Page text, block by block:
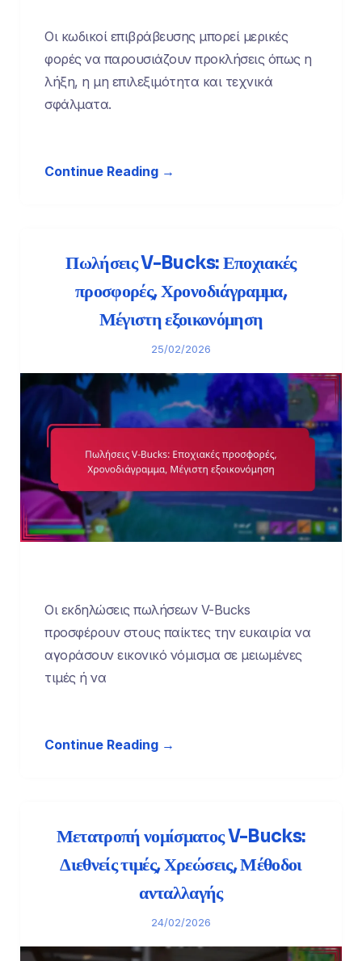
Οι κωδικοί επιβράβευσης μπορεί μερικές
φορές να παρουσιάζουν προκλήσεις όπως η
λήξη, η μη επιλεξιμότητα και τεχνικά
σφάλματα.
Continue Reading →
Πωλήσεις V-Bucks: Εποχιακές
προσφορές, Χρονοδιάγραμμα,
Μέγιστη εξοικονόμηση
25/02/2026
Οι εκδηλώσεις πωλήσεων V-Bucks
προσφέρουν στους παίκτες την ευκαιρία να
αγοράσουν εικονικό νόμισμα σε μειωμένες
τιμές ή να
Continue Reading →
Μετατροπή νομίσματος V-Bucks:
Διεθνείς τιμές, Χρεώσεις, Μέθοδοι
ανταλλαγής
24/02/2026